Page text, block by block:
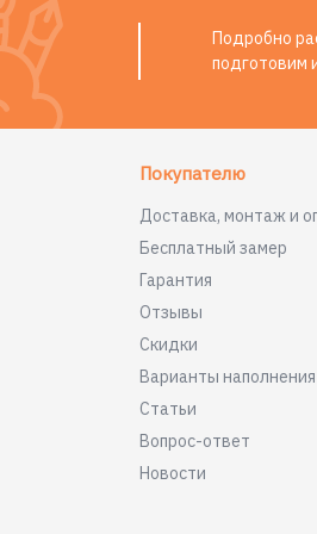
Подробно
подготовим
Покупателю
Доставка, монтаж и
Бесплатный замер
Гарантия
Отзывы
Скидки
Варианты
Статьи
Вопрос-ответ
Новости